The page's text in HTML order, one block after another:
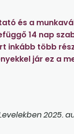
és a
14 nap
inkább több
jár ez a
2025.